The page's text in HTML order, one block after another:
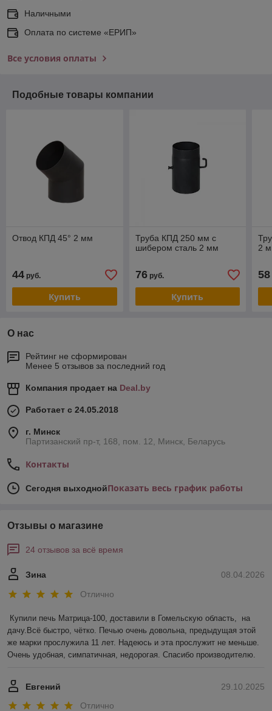
Наличными
Оплата по системе «ЕРИП»
Все условия оплаты
Подобные товары компании
Отвод КПД 45° 2 мм
44 руб.
Купить
Труба КПД 250 мм с
шибером сталь 2 мм
76руб.
Купить
2
58
О нас
Рейтинг не сформирован
Менее 5 отзывов за последний год
Компания продает на Deal.by
Работает с 24.05.2018
г. Минск
Партизанский пр-т, 168, пом. 12, Минск, Беларусь
Контакты
Сегодня выходнойПоказать весь график работы
Отзывы о магазине
24 отзывов за всё время
08.04.2026
Зина
Отлично
Купили печь Матрица-100, доставили в Гомельскую область,  на
дачу.Всё быстро, чётко. Печью очень довольна, предыдущая этой
же марки прослужила 11 лет. Надеюсь и эта прослужит не меньше.
Очень удобная, симпатичная, недорогая. Спасибо производителю.
29.10.2025
Евгений
Отлично